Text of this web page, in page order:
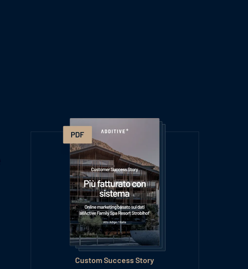
Custom Success Story